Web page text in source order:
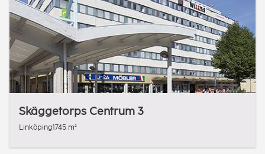
Skäggetorps Centrum 3
Linköping1745 m²